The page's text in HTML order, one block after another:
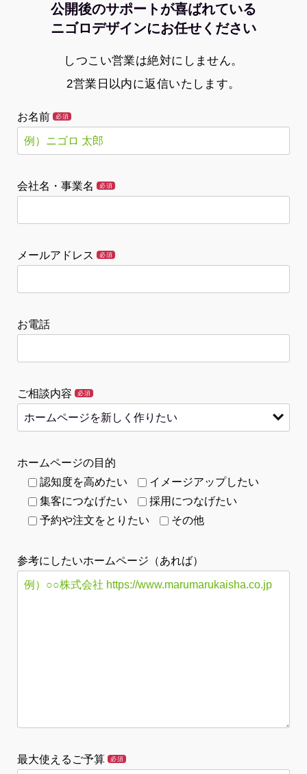
公開後のサポートが喜ばれている
ニゴロデザインにお任せください
しつこい営業は絶対にしません。
2営業日以内に返信いたします。
お名前 必須
会社名・事業名 必須
メールアドレス 必須
お電話
ご相談内容 必須
ホームページの目的
認知度を高めたい
イメージアップしたい
集客につなげたい
採用につなげたい
予約や注文をとりたい
その他
参考にしたいホームページ（あれば）
最大使えるご予算 必須